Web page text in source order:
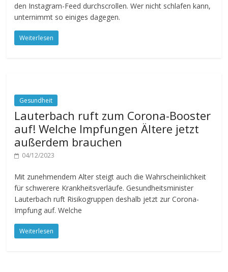
den Instagram-Feed durchscrollen. Wer nicht schlafen kann,
unternimmt so einiges dagegen.
Weiterlesen
Gesundheit
Lauterbach ruft zum Corona-Booster
auf! Welche Impfungen Ältere jetzt
außerdem brauchen
04/12/2023
Mit zunehmendem Alter steigt auch die Wahrscheinlichkeit
für schwerere Krankheitsverläufe. Gesundheitsminister
Lauterbach ruft Risikogruppen deshalb jetzt zur Corona-
Impfung auf. Welche
Weiterlesen